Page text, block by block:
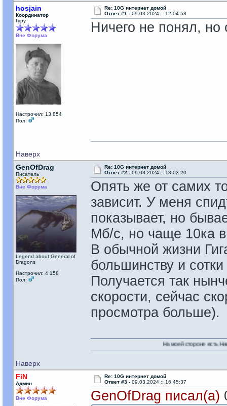
hosjain
Координатор
Гуру
Вне Форума
Настрочил: 13 854
Пол:
Re: 10G интернет домой
Ответ #1 - 09.03.2024 :: 12:04:58
Ничего не понял,
Наверх
GenOfDrag
Писатель
Вне Форума
Legend about General of
Dragons
Настрочил: 4 158
Пол:
Re: 10G интернет домой
Ответ #2 - 09.03.2024 :: 13:03:20
Опять же от самих
зависит. У меня
показывает, но
Мб/с, но чаще 10ка
В обычной жизни
большинству и сотки
Получается так
скорости, сейчас
просмотра больше).
Наверх
На моей стороне есть Никто!
FiN
Админ
Вне Форума
Re: 10G интернет домой
Ответ #3 - 09.03.2024 :: 16:45:37
GenOfDrag писал(а)